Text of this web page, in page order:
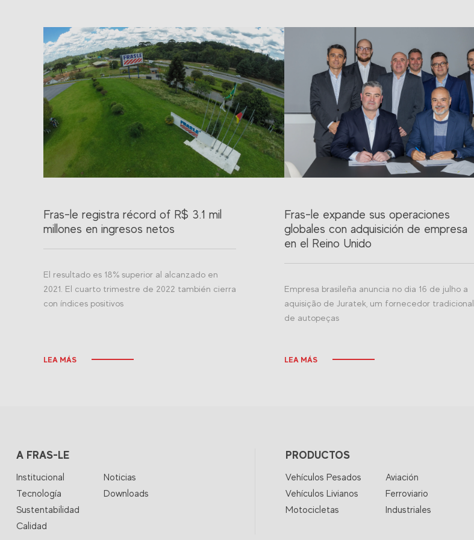
Fras-le registra récord of R$ 3.1 mil
millones en ingresos netos
El resultado es 18% superior al alcanzado en
2021. El cuarto trimestre de 2022 también cierra
con índices positivos
LEA MÁS
Fras-le expande sus operaciones
globales con adquisición de empresa
en el Reino Unido
Empresa brasileña anuncia no dia 16 de julho a
aquisição de Juratek, um fornecedor tradicional
de autopeças
LEA MÁS
A FRAS-LE
Institucional
Tecnología
Sustentabilidad
Calidad
Noticias
Downloads
PRODUCTOS
Vehículos Pesados
Vehículos Livianos
Motocicletas
Aviación
Ferroviario
Industriales